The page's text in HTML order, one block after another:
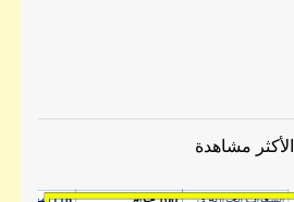
الأكثر مشاهدة